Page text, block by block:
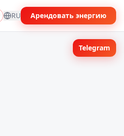
RU Арендовать энергию
Telegram